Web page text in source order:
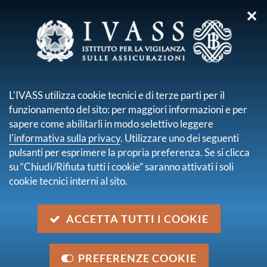
sei qui:
Relazione sull'attività svolta
dall'Istituto nell'anno 2019
descrizione
2019 è stata presentata con video-messaggio dal
Presidente Daniele Franco il 18 giugno 2020 a Roma.
18 giugno 2020
✕
L'IVASS utilizza cookie tecnici e di terze parti per il
funzionamento del sito: per maggiori informazioni e per
sapere come abilitarli in modo selettivo leggere
l'informativa sulla privacy. Utilizzare uno dei seguenti
pulsanti per esprimere la propria preferenza. Se si clicca
su “Chiudi/Rifiuta tutti i cookie” saranno attivati i soli
cookie tecnici interni al sito.
ACCETTA TUTTI I COOKIE
PREFERENZE COOKIE